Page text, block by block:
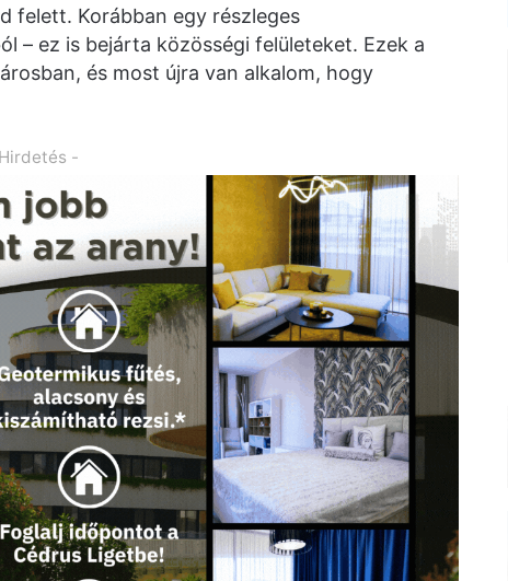
felett. Korábban egy részleges
– ez is bejárta közösségi felületeket. Ezek a
és most újra van alkalom, hogy
-